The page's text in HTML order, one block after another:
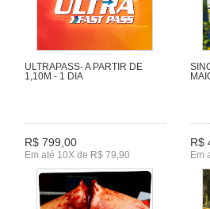
ULTRAPASS- A PARTIR DE
1,10M - 1 DIA
R$ 799,00
Em até 10X de R$ 79,90
R$
Em